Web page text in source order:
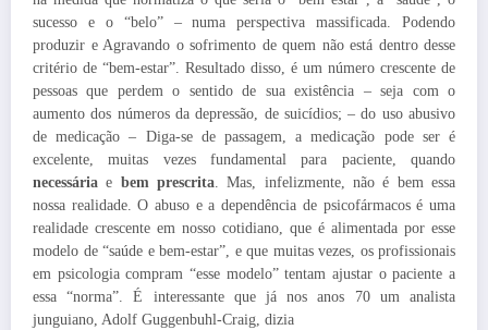
sucesso e o “belo” – numa perspectiva massificada. Podendo
produzir e Agravando o sofrimento de quem não está dentro desse
critério de “bem-estar”. Resultado disso, é um número crescente de
pessoas que perdem o sentido de sua existência – seja com o
aumento dos números da depressão, de suicídios; – do uso abusivo
de medicação – Diga-se de passagem, a medicação pode ser é
excelente, muitas vezes fundamental para paciente, quando
necessária e bem prescrita. Mas, infelizmente, não é bem essa
nossa realidade. O abuso e a dependência de psicofármacos é uma
realidade crescente em nosso cotidiano, que é alimentada por esse
modelo de “saúde e bem-estar”, e que muitas vezes, os profissionais
em psicologia compram “esse modelo” tentam ajustar o paciente a
essa “norma”. É interessante que já nos anos 70 um analista
junguiano, Adolf Guggenbuhl-Craig, dizia